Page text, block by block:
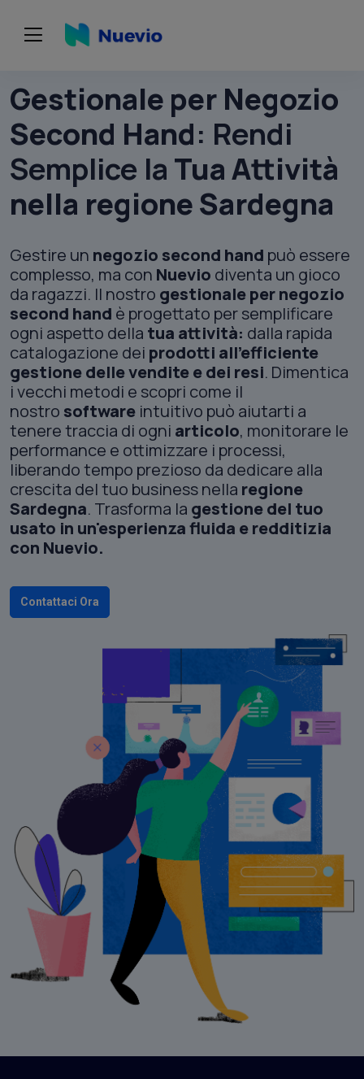
Gestionale per Negozio
Second Hand: Rendi
Semplice la Tua Attività
nella regioneSardegna
Gestire un negozio second hand può essere
complesso, ma con Nuevio diventa un gioco
da ragazzi. Il nostro gestionale per negozio
second hand è progettato per semplificare
ogni aspetto della tua attività: dalla rapida
catalogazione dei prodotti all'efficiente
gestionedelle vendite e dei resi. Dimentica
i vecchi metodi e scopri come il
nostro software intuitivo può aiutarti a
tenere traccia di ogni articolo, monitorare le
performance e ottimizzare i processi,
liberando tempo prezioso da dedicare alla
crescita del tuo business nella regione
Sardegna. Trasforma la gestione del tuo
usato in un'esperienza fluida e redditizia
con Nuevio.
Contattaci Ora